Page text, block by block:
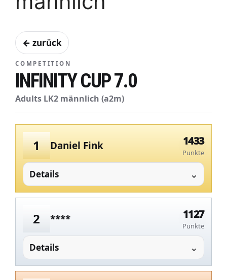
← zurück
COMPETITION
INFINITY CUP 7.0
Adults LK2 männlich (a2m)
1 Daniel Fink 1433
Punkte
Details
2 **** 1127
Punkte
Details